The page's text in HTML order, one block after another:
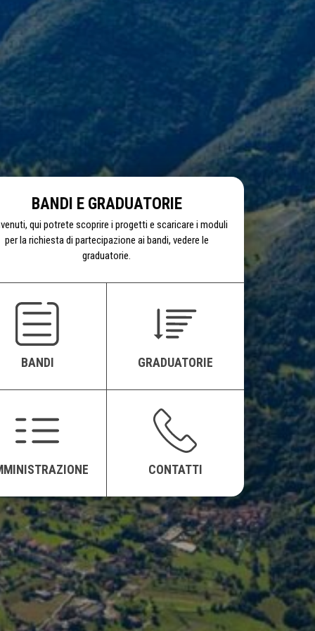
BANDI E GRADUATORIE
qui potrete scoprire i progetti e scaricare i moduli
per la richiesta di partecipazione ai bandi, vedere le
graduatorie.
BANDI GRADUATORIE
CONTATTI